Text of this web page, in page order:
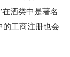
酒类中是著名
的工商注册也会